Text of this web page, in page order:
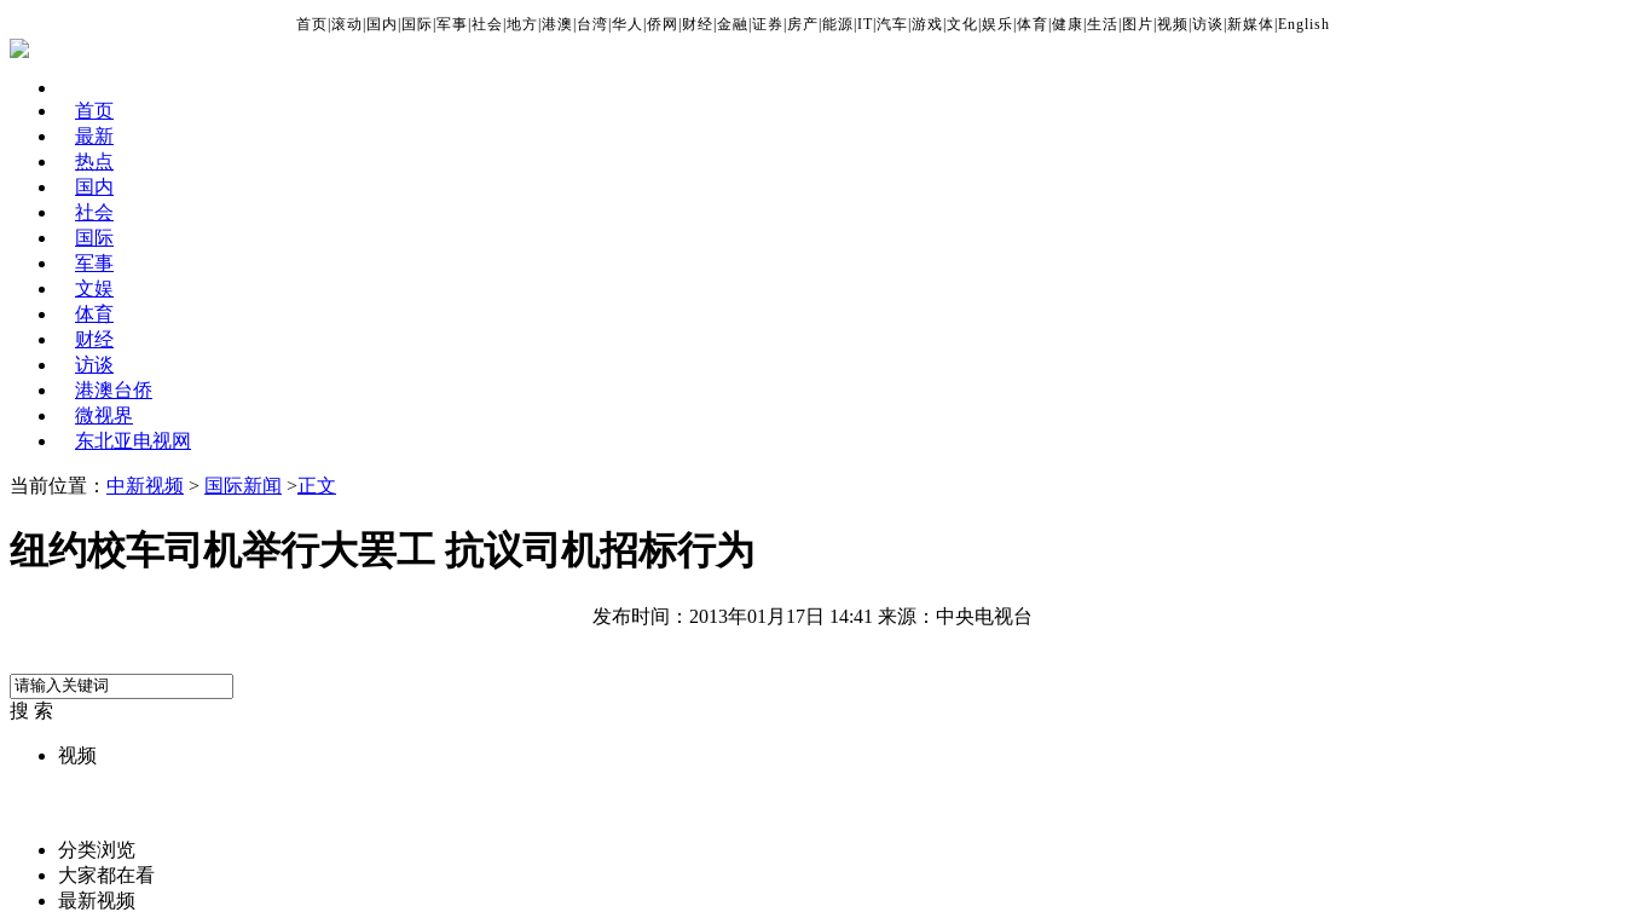
首页 滚动 国内 国际 军事 社会 地方 港澳 台湾 华人 侨网 财经 金融 证券 房产 能源 IT| 汽车 游戏 文化 娱乐 体育 健康 生活 图片 视频 访谈 新媒体 English
首页
最新
热点
国内
社会
国际
军事
文娱
体育
财经
访谈
港澳台侨
微视界
东北亚电视网
当前位置： 中新视频 > 国际新闻 >正文
纽约校车司机举行大罢工 抗议司机招标行为
发布时间：2013年01月17日 14:41 来源：中央电视台
搜 索
视频
分类浏览
大家都在看
最新视频